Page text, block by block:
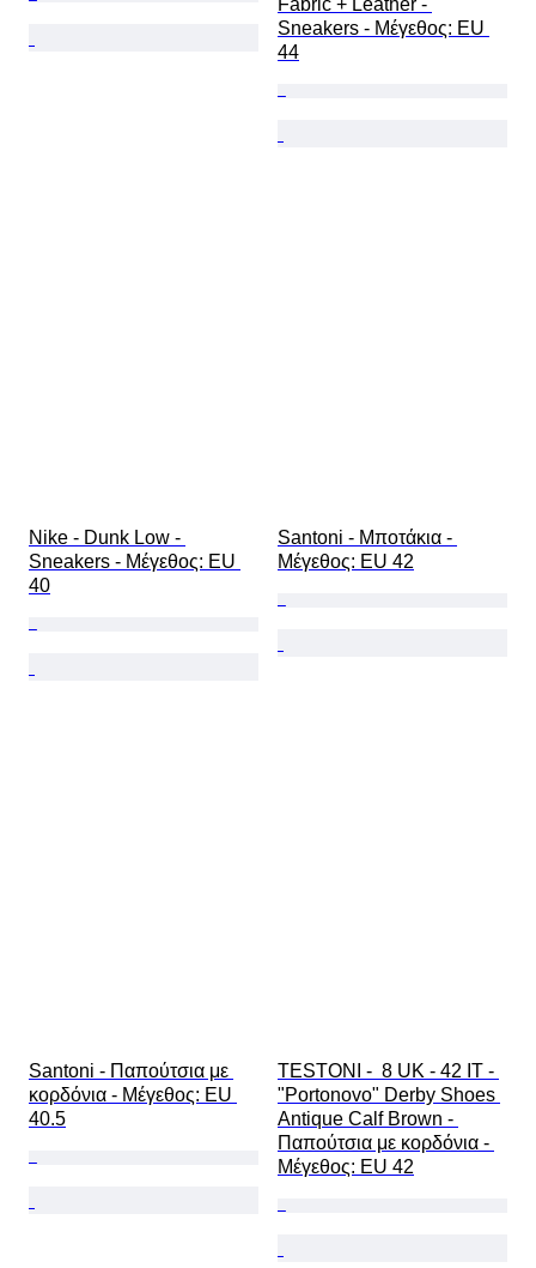
Fabric + Leather -
Sneakers - Mέγεθος: EU
44
Nike - Dunk Low -
Sneakers - Mέγεθος: EU
40
Santoni - Μποτάκια -
Mέγεθος: EU 42
Santoni - Παπούτσια με
κορδόνια - Mέγεθος: EU
40.5
TESTONI -  8 UK - 42 IT -
"Portonovo" Derby Shoes
Antique Calf Brown -
Παπούτσια με κορδόνια -
Mέγεθος: EU 42